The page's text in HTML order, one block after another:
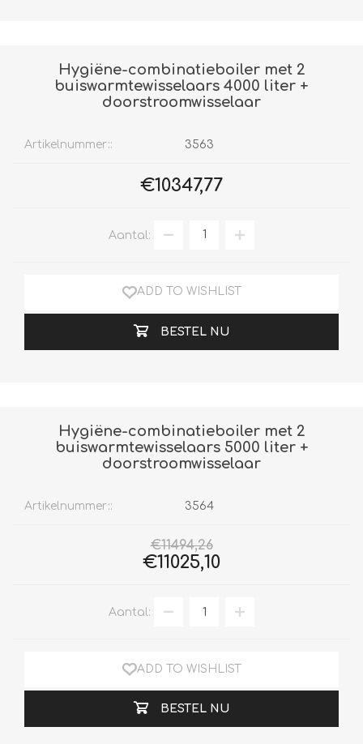
Hygiëne-combinatieboiler met 2
buiswarmtewisselaars 4000 liter +
doorstroomwisselaar
Artikelnummer:: 3563
€10347,77
Aantal:
ADD TO WISHLIST
BESTEL NU
Hygiëne-combinatieboiler met 2
buiswarmtewisselaars 5000 liter +
doorstroomwisselaar
Artikelnummer:: 3564
€11494,26
€11025,10
Aantal:
ADD TO WISHLIST
BESTEL NU